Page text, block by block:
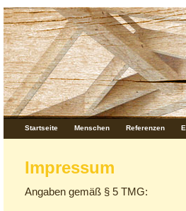
Startseite Menschen Referenzen
Impressum
Angaben gemäß § 5 TMG: